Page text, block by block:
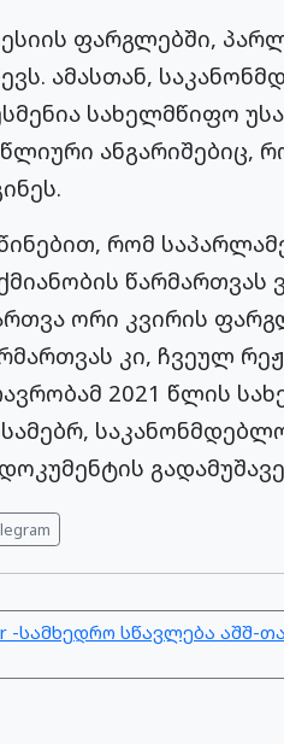
ფარგლებში,
ამასთან,
სახელმწიფო
ანგარიშებიც,
რომ
ორი კვირის
კი, ჩვეულ
2021 წლის
-სამხედრო სწავლება აშშ-